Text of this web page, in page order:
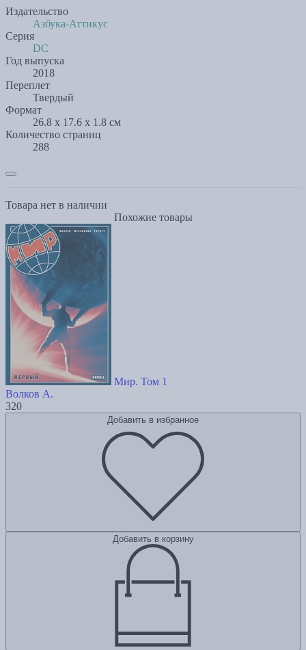
Издательство
Азбука-Аттикус
Серия
DC
Год выпуска
2018
Переплет
Твердый
Формат
26.8 x 17.6 x 1.8 см
Количество страниц
288
Товара нет в наличии
Похожие товары
Мир. Том 1
Волков А.
320
Добавить в избранное
Добавить в корзину